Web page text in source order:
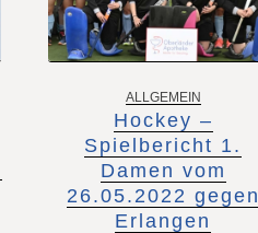
ALLGEMEIN
Hockey –
Spielbericht 1.
Damen vom
26.05.2022 gegen
Erlangen